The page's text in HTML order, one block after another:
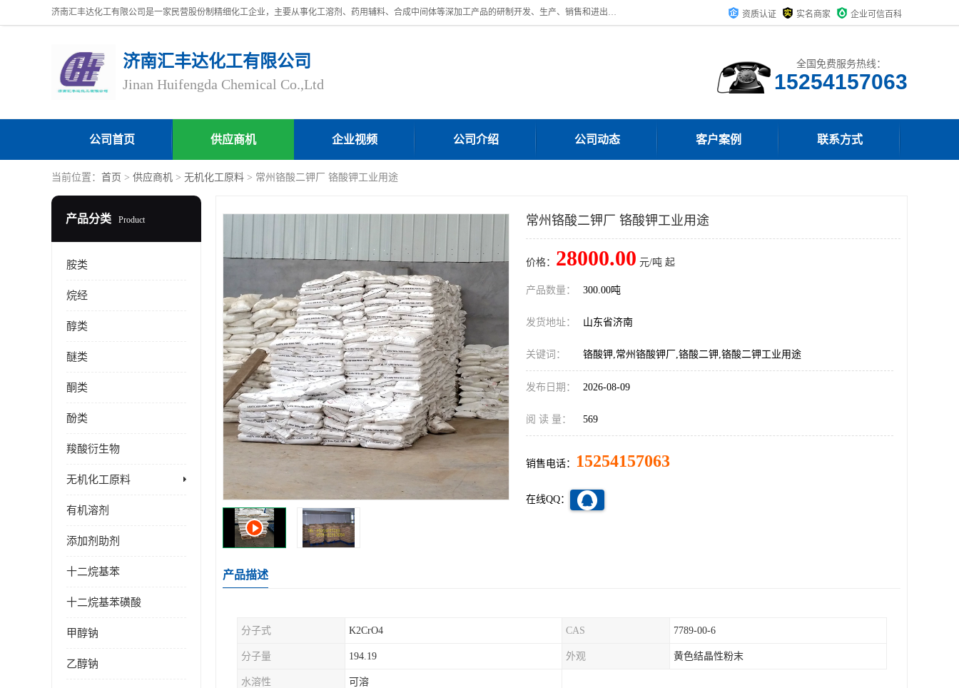
济南汇丰达化工有限公司是一家民营股份制精细化工企业，主要从事化工溶剂、药用辅料、合成中间体等深加工产品的研制开发、生产、销售和进出口贸易。主营产品：环氧丙烷，十二烷基苯，甲基磺酸，磺酸，DMF，DMAC，甘油，苯甲醇，乙酰氯，甲基丙烯酸，甲基丙烯酸甲酯，叔丁醇，异辛酸，二乙烯三胺，一乙，二乙‎，三乙醇胺，原乙酸三甲酯等化工产品及中间体。欢迎各界朋友洽谈咨询业务。 资质认证 实名商家 企业可信百科
济南汇丰达化工有限公司
Jinan Huifengda Chemical Co.,Ltd
全国免费服务热线：
15254157063
公司首页 供应商机 企业视频 公司介绍 公司动态 客户案例 联系方式
当前位置： 首页 > 供应商机 > 无机化工原料 > 常州铬酸二钾厂 铬酸钾工业用途
产品分类 Product
胺类
烷经
醇类
醚类
酮类
酚类
羧酸衍生物
无机化工原料
有机溶剂
添加剂助剂
十二烷基苯
十二烷基苯磺酸
甲醇钠
乙醇钠
常州铬酸二钾厂 铬酸钾工业用途
价格： 28000.00 元/吨 起
产品数量： 300.00吨
发货地址： 山东省济南
关键词： 铬酸钾,常州铬酸钾厂,铬酸二钾,铬酸二钾工业用途
发布日期： 2026-08-09
阅 读 量： 569
销售电话： 15254157063
在线QQ：
产品描述
分子式 K2CrO4 CAS 7789-00-6
分子量 194.19 外观 黄色结晶性粉末
水溶性 可溶